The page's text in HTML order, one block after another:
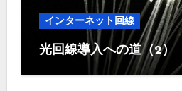
インターネット回線
光回線導入への道（2）